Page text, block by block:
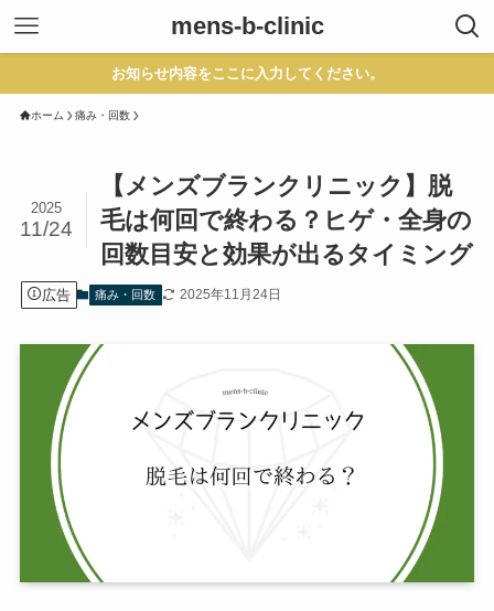
mens-b-clinic
お知らせ内容をここに入力してください。
ホーム 痛み・回数
【メンズブランクリニック】脱
毛は何回で終わる？ヒゲ・全身の
回数目安と効果が出るタイミング
2025
11/24
広告 痛み・回数 2025年11月24日